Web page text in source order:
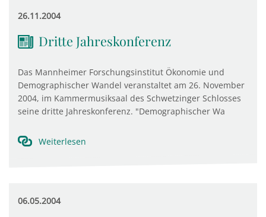
26.11.2004
Dritte Jahreskonferenz
Das Mannheimer Forschungsinstitut Ökonomie und
Demographischer Wandel veranstaltet am 26. November
2004, im Kammermusiksaal des Schwetzinger Schlosses
seine dritte Jahreskonferenz. "Demographischer Wa
Weiterlesen
06.05.2004